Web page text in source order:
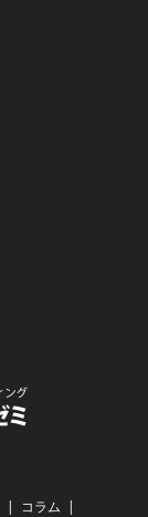
コラム